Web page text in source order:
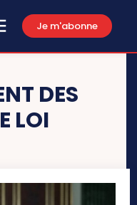
Je m'abonne
DES
LOI